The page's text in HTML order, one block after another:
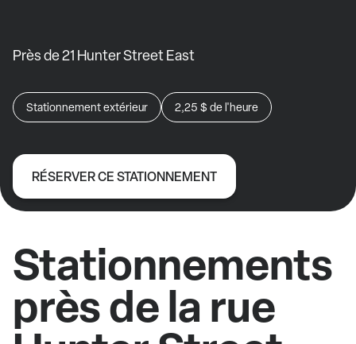
Près de 21 Hunter Street East
Stationnement extérieur 2,25 $ de l'heure
RÉSERVER CE STATIONNEMENT
Stationnements
près de la rue